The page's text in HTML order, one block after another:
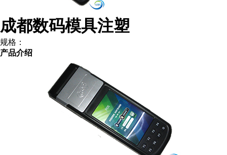
成都数码模具注塑
规格：
产品介绍